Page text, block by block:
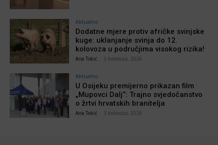
Aktualno
Dodatne mjere protiv afričke svinjske
kuge: uklanjanje svinja do 12.
kolovoza u područjima visokog rizika!
Ana Tokić 3 kolovoza, 2026
Aktualno
U Osijeku premijerno prikazan film
„Mupovci Dalj“: Trajno svjedočanstvo
o žrtvi hrvatskih branitelja
Ana Tokić 3 kolovoza, 2026